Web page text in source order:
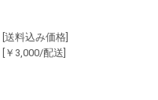
料込み価格]
3,000/配送]